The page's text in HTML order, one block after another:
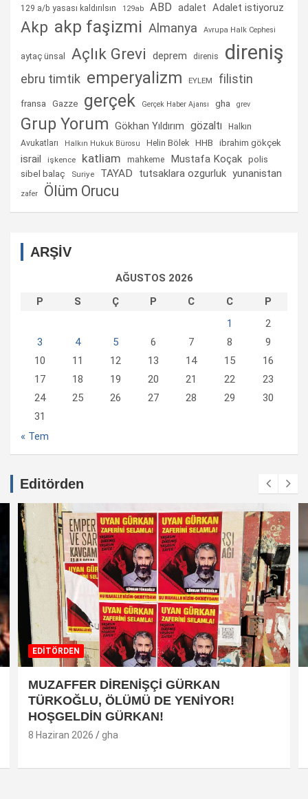
129 a/b yasası kaldırılsın 129ab ABD adalet Adalet istiyoruz
Akp akp faşizmi Almanya Avrupa Halk Cephesi
aytaç ünsal Açlık Grevi deprem direnis direniş
ebru timtik emperyalizm EYLEM filistin
fransa Gazze gerçek Gerçek Haber Ajansı gha grev
Grup Yorum Gökhan Yıldırım gözaltı
Halkın
Avukatları
Halkın Hukuk Bürosu Helin Bölek HHB ibrahim gökçek
israil işkence katliam mahkeme Mustafa Koçak polis
sibel balaç Suriye TAYAD tutsaklara ozgurluk yunanistan
zafer Ölüm Orucu
ARŞİV
AĞUSTOS 2026
P
S Ç P C C
P
1
2
3
4 5 6 7 8
9
10
11 12 13 14 15
16
17
18 19 20 21 22
23
24
25 26 27 28 29
30
31
« Tem
Editörden
EDİTÖRDEN
MUZAFFER DİRENİŞÇİ GÜRKAN
TÜRKOĞLU, ÖLÜMÜ DE YENİYOR!
HOŞGELDİN GÜRKAN!
8 Haziran 2026 gha